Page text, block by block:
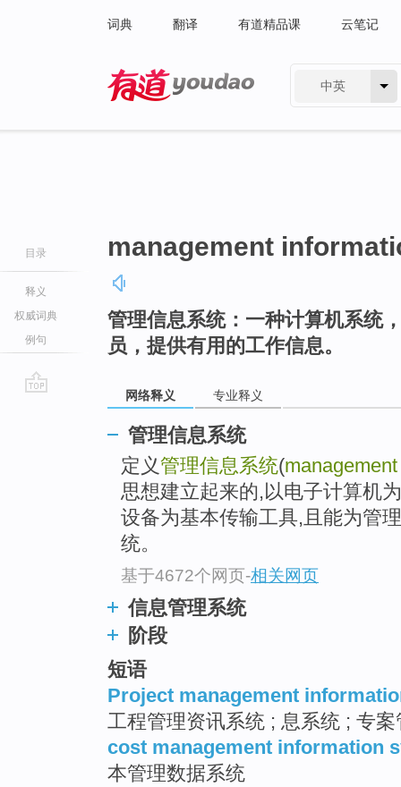
词典 翻译 有道精品课 云笔记
中英
目录
释义
权威词典
例句
management
管理信息系统：一种计算机系统
员，提供有用的工作信息。
网络释义 专业释义
管理信息系统
定义管理信息系统(
思想建立起来的,以电子计算机
设备为基本传输工具,且能为管
统。
基于4672个网页-相关网页
信息管理系统
阶段
短语
Project management
工程管理资讯系统 ; 息系统 ; 专
cost management information
本管理数据系统